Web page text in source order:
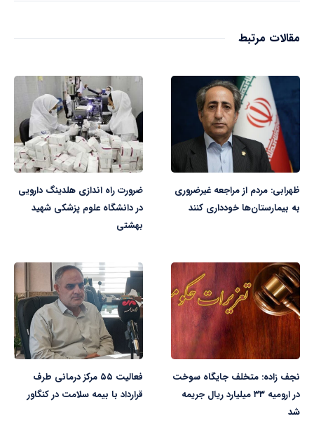
مقالات مرتبط
ظهرابی: مردم از مراجعه غیرضروری
به بیمارستان‌ها خودداری کنند
ضرورت راه اندازی هلدینگ دارویی
در دانشگاه علوم پزشکی شهید
بهشتی
نجف زاده: متخلف جایگاه سوخت
در ارومیه ۳۳ میلیارد ریال جریمه
شد
فعالیت ۵۵ مرکز درمانی طرف
قرارداد با بیمه سلامت در کنگاور